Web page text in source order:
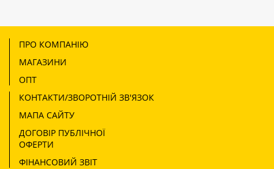
ПРО КОМПАНІЮ
МАГАЗИНИ
ОПТ
КОНТАКТИ/ЗВОРОТНІЙ ЗВ'ЯЗОК
МАПА САЙТУ
ДОГОВІР ПУБЛІЧНОЇ
ОФЕРТИ
ФІНАНСОВИЙ ЗВІТ